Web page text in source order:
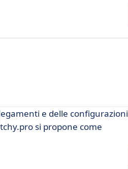
e delle configurazioni
si propone come